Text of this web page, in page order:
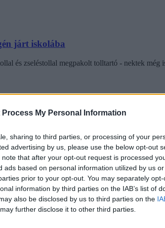
Process My Personal Information
sharing to third parties, or processing of your
advertising by us, please use the below opt-out
that after your opt-out request is processed
ads based on personal information utilized by us
prior to your opt-out. You may separately
information by third parties on the IAB’s list of
also be disclosed by us to third parties on the
further disclose it to other third parties.
járt iskolába
és zseléstollal megpakolt tolltartó - nektek még